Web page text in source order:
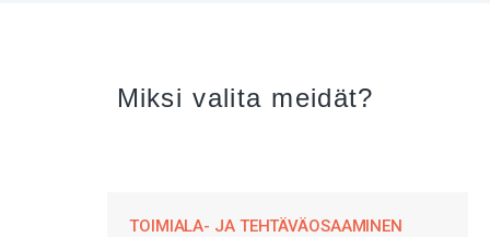
Miksi valita meidät?
TOIMIALA- JA TEHTÄVÄOSAAMINEN